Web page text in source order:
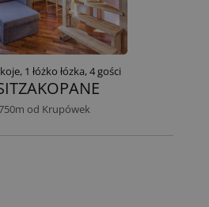
1 łóżko łózka, 4 gości
od Krupówek